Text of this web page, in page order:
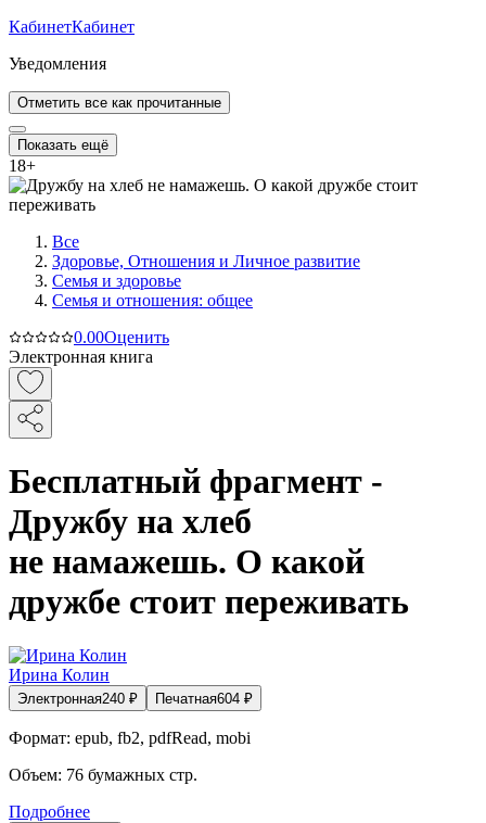
КабинетКабинет
Уведомления
Отметить все как прочитанные
Показать ещё
18+
Все
Здоровье, Отношения и Личное развитие
Семья и здоровье
Семья и отношения: общее
0.00Оценить
Электронная книга
Бесплатный фрагмент -
Дружбу на хлеб
не намажешь. О какой
дружбе стоит переживать
Ирина Колин
Электронная240 ₽ Печатная604 ₽
Формат: epub, fb2, pdfRead, mobi
Объем: 76 бумажных стр.
Подробнее